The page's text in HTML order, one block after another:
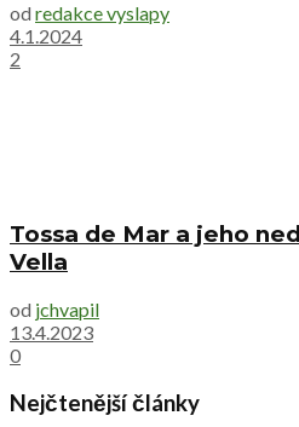
od redakce vyslapy
4.1.2024
2
Tossa de Mar a jeho
Vella
od jchvapil
13.4.2023
0
Nejčtenější články